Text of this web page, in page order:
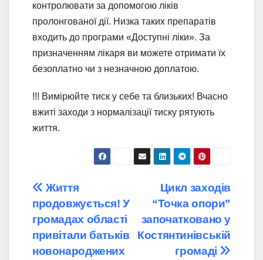
контролювати за допомогою ліків
пролонгованої дії. Низка таких препаратів
входить до програми «Доступні ліки». За
призначенням лікаря ви можете отримати їх
безоплатно чи з незначною доплатою.
!!! Вимірюйте тиск у себе та близьких! Вчасно
вжиті заходи з нормалізації тиску рятують
життя.
Навігація
записів
Цикл заходів
“Точка опори”
започатковано у
Костянтинівській
громаді
Життя
продовжується! У
громадах області
привітали батьків
новонароджених